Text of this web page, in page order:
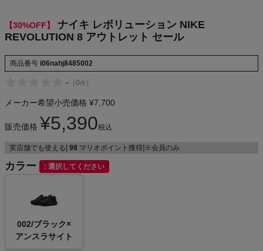
NIKE
CHUMS
もっと見る
メンズカジュアルウェア
レディースカジュアルウェア
メンズスポーツウェア
【30%OFF】
ナイキ レボリューション NIKE
REVOLUTION 8 アウトレット セール
商品番号 i06nahj8485002
- （0件 ）
メーカー希望小売価格 ¥7,700
販売価格 ¥5,390税込
実店舗でも使える[ 98 マリオポイント獲得]※会員のみ
カラー 選択してください
002/ブラック×
アンスラサイト